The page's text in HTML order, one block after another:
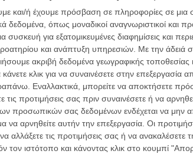
και/ή έχουμε πρόσβαση σε πληροφορίες σε
δεδομένα, όπως μοναδικοί αναγνωριστικοί και
για εξατομικευμένες διαφημίσεις και
και ανάπτυξη υπηρεσιών. Με την άδειά
ακριβή δεδομένα γεωγραφικής τοποθεσίας
κλικ για να συναινέσετε στην επεξεργασία
Εναλλακτικά, μπορείτε να αποκτήσετε
τις προτιμήσεις σας πριν συναινέσετε ή να
προσωπικών σας δεδομένων ενδέχεται να μην
να αρνηθείτε αυτήν την επεξεργασία. Οι
αλλάξετε τις προτιμήσεις σας ή να ανακαλέσετε
τον ιστότοπο και κάνοντας κλικ στο κουμπί
Οι
Μπέλα Ταρ
Μια Θέση
A Place
εβδομάδα
του flix
inbox σου
ταινίες | πρόγραμμα αιθουσών για όλη την Ελλάδα |
| αφιερώματα | διαγωνισμοί